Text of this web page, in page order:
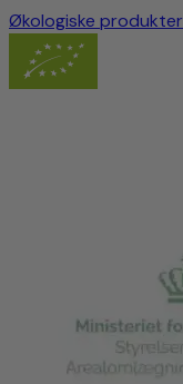
Økologiske produkter